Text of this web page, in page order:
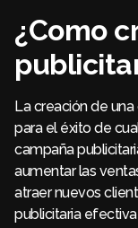
¿Como
La creación de
para el éxito de
campaña
aumentar las
atraer nuevos
publicitaria